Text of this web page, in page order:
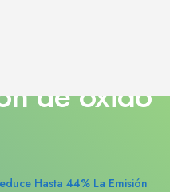
de
hasta
de óxido
Hasta 44% La Emisión